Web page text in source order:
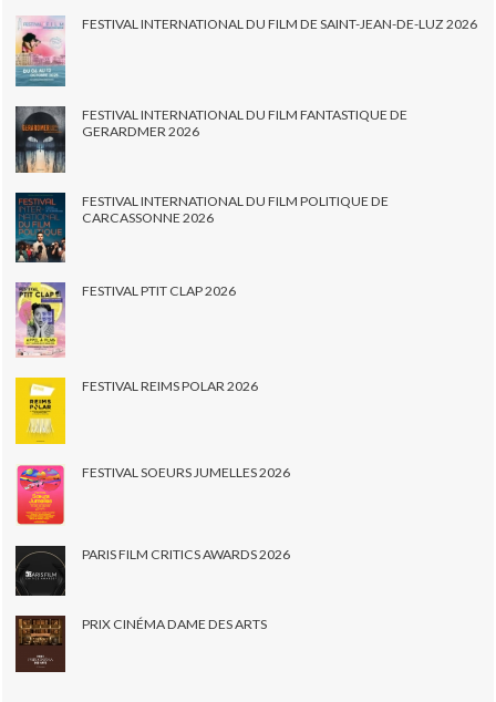
FESTIVAL INTERNATIONAL DU FILM DE SAINT-JEAN-DE-LUZ 2026
FESTIVAL INTERNATIONAL DU FILM FANTASTIQUE DE
GERARDMER 2026
FESTIVAL INTERNATIONAL DU FILM POLITIQUE DE
CARCASSONNE 2026
FESTIVAL PTIT CLAP 2026
FESTIVAL REIMS POLAR 2026
FESTIVAL SOEURS JUMELLES 2026
PARIS FILM CRITICS AWARDS 2026
PRIX CINÉMA DAME DES ARTS